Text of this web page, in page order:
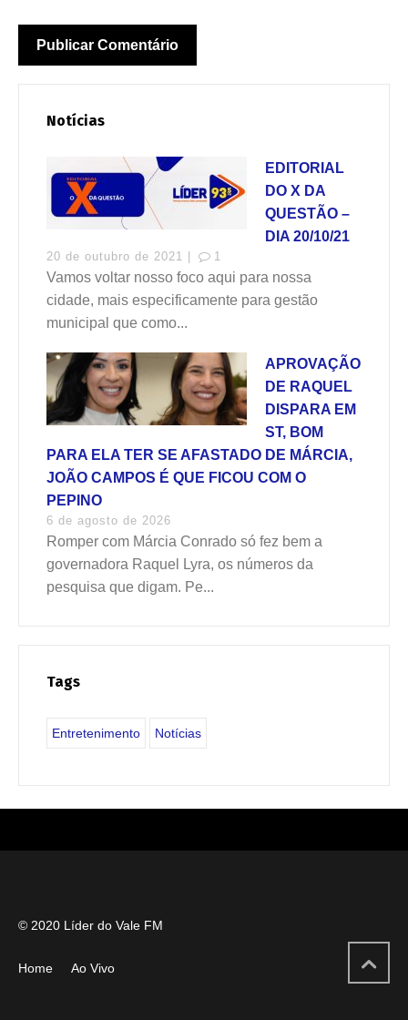
Notícias
EDITORIAL
DO X DA
QUESTÃO –
DIA 20/10/21
20 de outubro de 2021 | 1
Vamos voltar nosso foco aqui para nossa
cidade, mais especificamente para gestão
municipal que como...
APROVAÇÃO
DE RAQUEL
DISPARA EM
ST, BOM
PARA ELA TER SE AFASTADO DE MÁRCIA,
JOÃO CAMPOS É QUE FICOU COM O
PEPINO
6 de agosto de 2026
Romper com Márcia Conrado só fez bem a
governadora Raquel Lyra, os números da
pesquisa que digam. Pe...
Tags
Entretenimento Notícias
© 2020 Líder do Vale FM
Home Ao Vivo